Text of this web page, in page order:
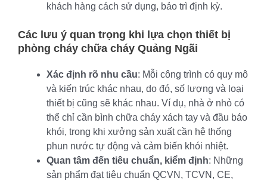
khách hàng cách sử dụng, bảo trì định kỳ.
Các lưu ý quan trọng khi lựa chọn thiết bị
phòng cháy chữa cháy Quảng Ngãi
Xác định rõ nhu cầu: Mỗi công trình có quy mô
và kiến trúc khác nhau, do đó, số lượng và loại
thiết bị cũng sẽ khác nhau. Ví dụ, nhà ở nhỏ có
thể chỉ cần bình chữa cháy xách tay và đầu báo
khói, trong khi xưởng sản xuất cần hệ thống
phun nước tự động và cảm biến khói nhiệt.
Quan tâm đến tiêu chuẩn, kiểm định: Những
sản phẩm đạt tiêu chuẩn QCVN, TCVN, CE,